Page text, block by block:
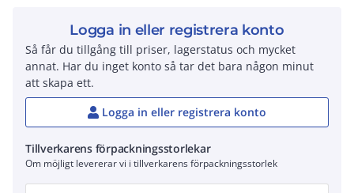
Logga in eller registrera konto
Så får du tillgång till priser, lagerstatus och mycket
annat. Har du inget konto så tar det bara någon minut
att skapa ett.
Logga in eller registrera konto
Tillverkarens förpackningsstorlekar
Om möjligt levererar vi i tillverkarens förpackningsstorlek